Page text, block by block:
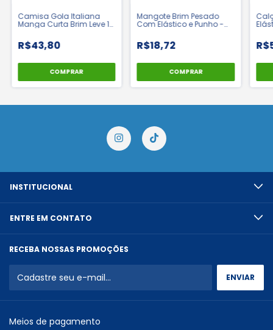
Camisa Gola Italiana
Manga Curta Brim Leve 1
Profissional
R$43,80
COMPRAR
Mangote Brim Pesado
Com Elástico e Punho -
R$18,72
COMPRAR
INSTITUCIONAL
ENTRE EM CONTATO
RECEBA NOSSAS PROMOÇÕES
Meios de pagamento